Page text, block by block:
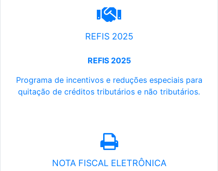
REFIS 2025
REFIS 2025
Programa de incentivos e reduções especiais para
quitação de créditos tributários e não tributários.
NOTA FISCAL ELETRÔNICA